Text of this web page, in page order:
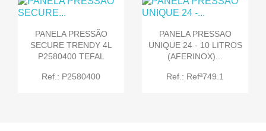
PANELA PRESSÃO
SECURE TRENDY 4L
P2580400 TEFAL
Ref.: P2580400
PANELA PRESSAO
UNIQUE 24 - 10 LITROS
(AFERINOX)...
Ref.: Refª749.1